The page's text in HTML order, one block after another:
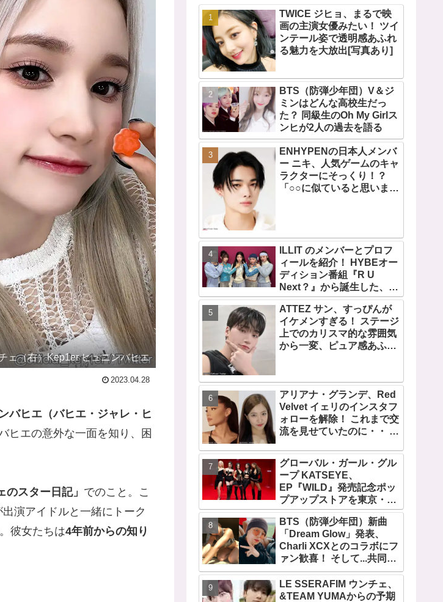
ェ（右）Kep1er ヒュニンバヒエ
2023.04.28
バヒエ（バヒエ・ジャレ・ヒ
ヒエの意外な一面を知り、困
のスター日記」 でのこと。こ
演アイドルと一緒にトーク
彼女たちは4年前からの知り
TWICE ジヒョ、まるで映
画の主演女優みたい！ ツイ
ンテール姿で透明感あふれ
る魅力を大放出[写真あり]
BTS（防弾少年団）V＆ジ
ミンはどんな高校生だっ
た？ 同級生のOh My Girlス
ンヒが2人の過去を語る
ENHYPENの日本人メンバ
ー ニキ、人気ゲームのキャ
ラクターにそっくり！？
「○○に似ていると思いま
「客観的な視点で自分を見
てるねｗｗ」
ILLIT のメンバーとプロフ
ィールを紹介！ HYBEオー
ディション番組『R U
Next？』から誕生した、日
本人のイロハとモカを含む
5人組ガールズグループ！
デビュー曲「Magnetic」が
いきなりの大ヒット
ATTEZ サン、すっぴんが
イケメンすぎる！ ステージ
上でのカリスマ的な雰囲気
から一変、ピュア感あふれ
アリアナ・グランデ、Red
Velvet イェリのインスタフ
ォローを解除！ これまで交
流を見せていたのに・・ 一
由を推測
グローバル・ガール・グル
ープ KATSEYE、
EP『WILD』発売記念ポッ
プアップストアを東京・原
宿で開催 限定グッズも登
場
BTS（防弾少年団）新曲
「Dream Glow」発表、
Charli XCXとのコラボにフ
ァン歓喜！ そして...共同制
作者が明かすジミンへの思
い「彼の夢、そして彼の絶
望から生まれた歌」
LE SSERAFIM ウンチェ、
&TEAM YUMAからの予期